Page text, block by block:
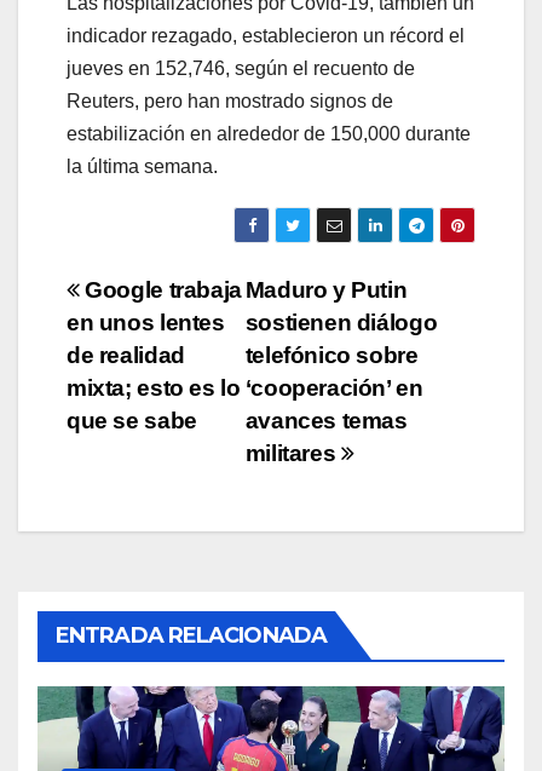
indicador rezagado, establecieron un récord el
jueves en 152,746, según el recuento de
Reuters, pero han mostrado signos de
estabilización en alrededor de 150,000 durante
la última semana.
Navegación
de
entradas
Maduro y Putin
sostienen diálogo
telefónico sobre
‘cooperación’ en
avances temas
militares
Google trabaja
en unos lentes
de realidad
mixta; esto es lo
que se sabe
ENTRADA RELACIONADA